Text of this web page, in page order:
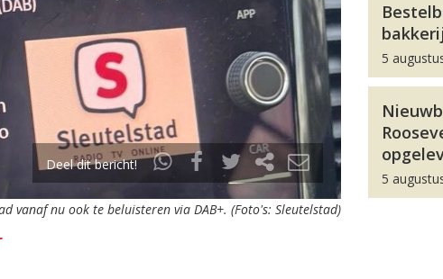
Deel dit bericht!
vanaf nu ook te beluisteren via DAB+. (Foto's: Sleutelstad)
5
5